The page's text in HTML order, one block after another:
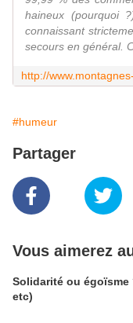
haineux (pourquoi
connaissant
secours en général.
#humeur
Partager
Vous aimerez
Solidarité ou égoïsme
etc)